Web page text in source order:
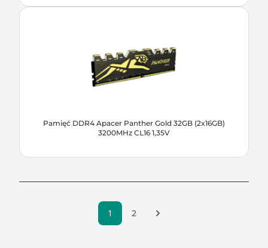
Pamięć DDR4 Apacer Panther Gold 32GB (2x16GB)
3200MHz CL16 1,35V
1 2
Następna strona